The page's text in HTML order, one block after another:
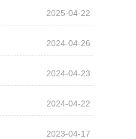
2025-04-22
2024-04-26
2024-04-23
2024-04-22
2023-04-17